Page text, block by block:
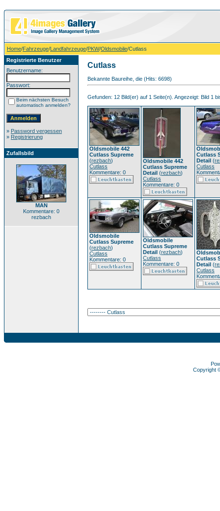
Home/Fahrzeuge/Landfahrzeuge/PKW/Oldsmobile/Cutlass
Registrierte Benutzer
Benutzername:
Passwort:
Beim nächsten Besuch
automatisch anmelden?
» Password vergessen
» Registrierung
Zufallsbild
MAN
Kommentare: 0
rezbach
Cutlass
Bekannte Baureihe, die (Hits: 6698)
Gefunden: 12 Bild(er) auf 1 Seite(n). Angezeigt: Bild 1
Oldsmobile 442
Cutlass Supreme
(rezbach)
Cutlass
Kommentare: 0
Oldsmobile 442
Cutlass Supreme
Detail (rezbach)
Cutlass
Kommentare: 0
Cutlass
Detail (
Cutlass
Oldsmobile
Cutlass Supreme
(rezbach)
Cutlass
Kommentare: 0
Oldsmobile
Cutlass Supreme
Detail (rezbach)
Cutlass
Kommentare: 0
Cutlass
Detail (
Cutlass
Copyright